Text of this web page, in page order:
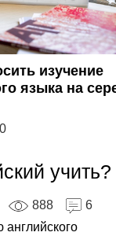
изучение
языка на
0
учить?
888
6